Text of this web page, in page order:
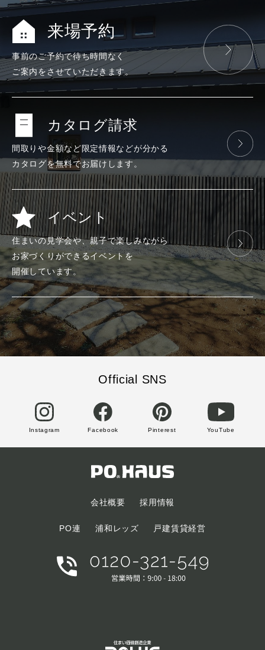
来場予約
事前のご予約で待ち時間なく
ご案内をさせていただきます。
カタログ請求
間取りや金額など限定情報などが分かる
カタログを無料でお届けします。
イベント
住まいの見学会や、親子で楽しみながら
お家づくりができるイベントを
開催しています。
Official SNS
Instagram Facebook Pinterest YouTube
会社概要 採用情報
PO連 浦和レッズ 戸建賃貸経営